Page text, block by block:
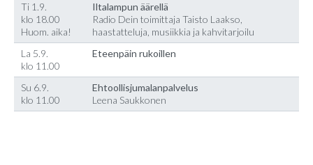
Ti 1.9.
klo 18.00
Huom. aika!
Iltalampun äärellä
Radio Dein toimittaja Taisto Laakso,
haastatteluja, musiikkia ja kahvitarjoilu
La 5.9.
klo 11.00
Eteenpäin rukoillen
Su 6.9.
klo 11.00
Ehtoollisjumalanpalvelus
Leena Saukkonen